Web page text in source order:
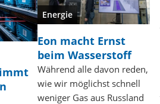
Energie
Eon macht Ernst
beim Wasserstoff
Während alle davon reden,
wie wir möglichst schnell
weniger Gas aus Russland